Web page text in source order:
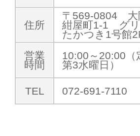
住所
〒569-0804 大
紺屋町1-1 グ
たかつき1号館
営業
時間
10:00～20:00（
第3水曜日）
TEL 072-691-7110